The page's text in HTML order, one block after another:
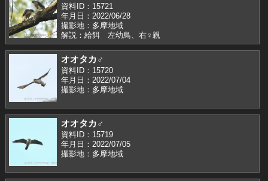
資料ID：15721
年月日：2022/06/28
撮影地：多摩地域
解説：給餌 左幼鳥、右♀親
オオタカ♂
資料ID：15720
年月日：2022/07/04
撮影地：多摩地域
オオタカ♂
資料ID：15719
年月日：2022/07/05
撮影地：多摩地域